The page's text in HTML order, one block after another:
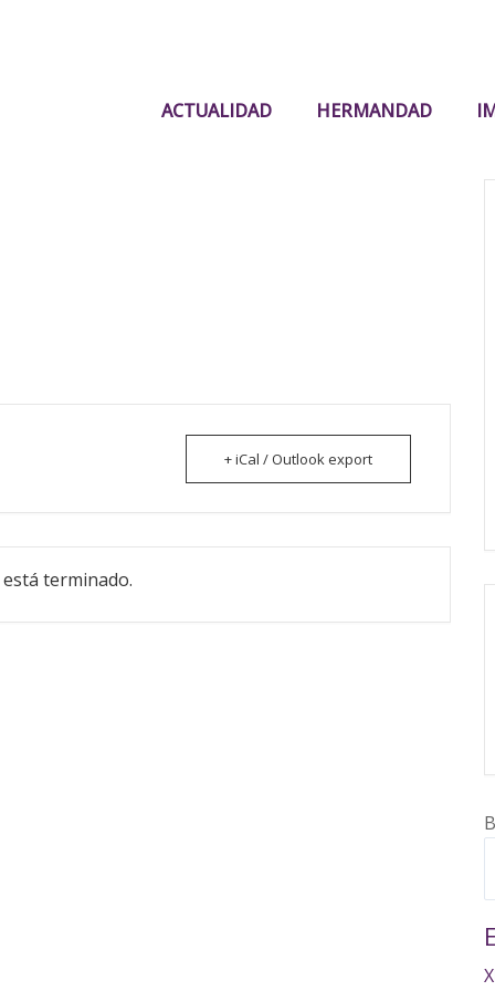
ACTUALIDAD HERMANDAD
+ iCal / Outlook export
terminado.